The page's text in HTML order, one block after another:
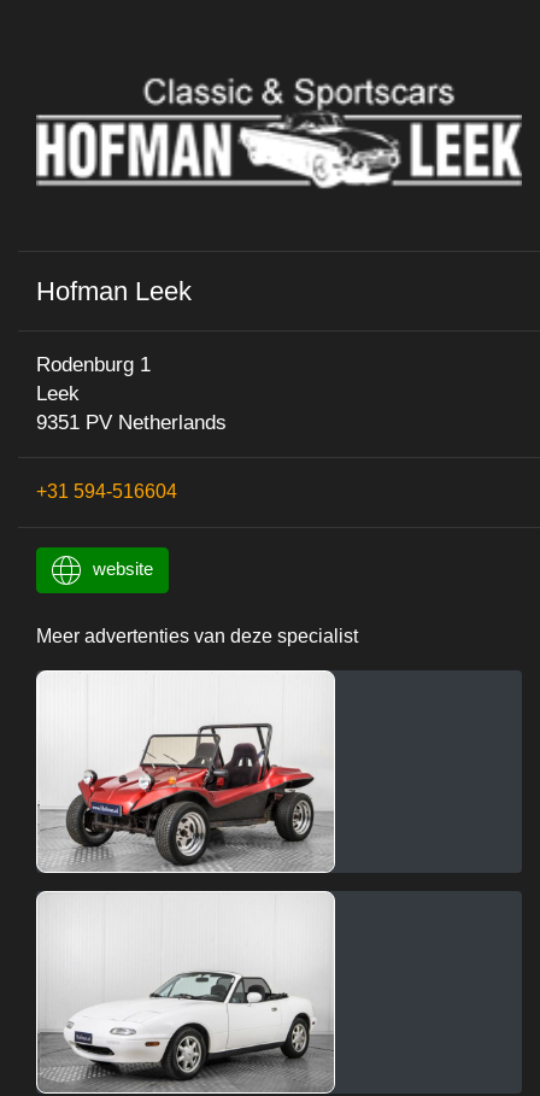
Hofman Leek
Rodenburg 1
Leek
9351 PV Netherlands
+31 594-516604
website
Meer advertenties van deze specialist